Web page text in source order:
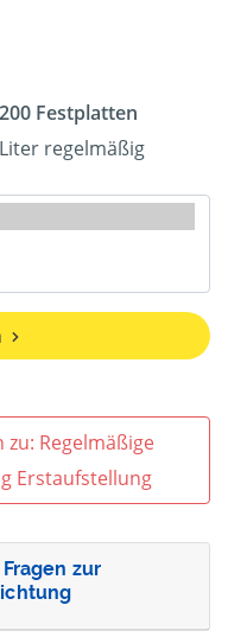
Festplatten
regelmäßig
Regelmäßige
Festplattenvernichtung Erstaufstellung
zur